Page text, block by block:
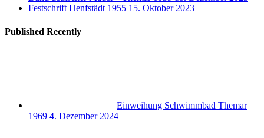
Festschrift Henfstädt 1955 15. Oktober 2023
Published Recently
Einweihung Schwimmbad Themar
1969 4. Dezember 2024